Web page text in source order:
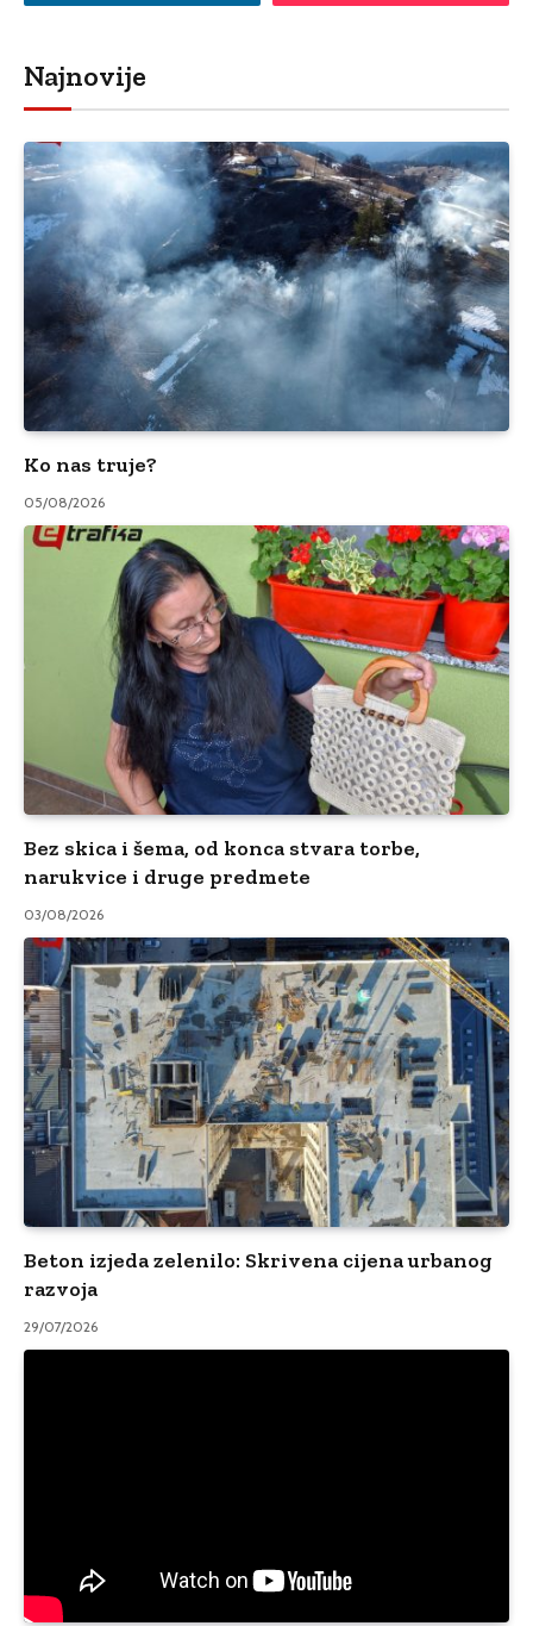
Najnovije
Ko nas truje?
05/08/2026
Bez skica i šema, od konca stvara torbe,
narukvice i druge predmete
03/08/2026
Beton izjeda zelenilo: Skrivena cijena urbanog
razvoja
29/07/2026